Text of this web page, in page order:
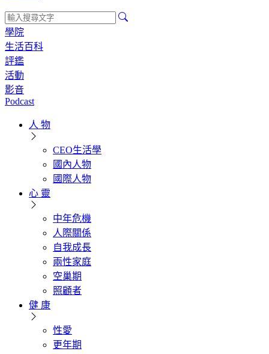
學院
生活百科
評鑑
活動
影音
Podcast
人 物
CEO生活學
國內人物
國際人物
心 靈
中年危機
人際關係
自我成長
兩性家庭
空巢期
照顧者
健 康
性愛
更年期